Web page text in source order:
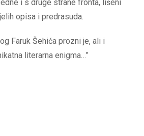
i s druge strane fronta, lišeni
opisa i predrasuda.
Faruk Šehića prozni je, ali i
literarna enigma…”